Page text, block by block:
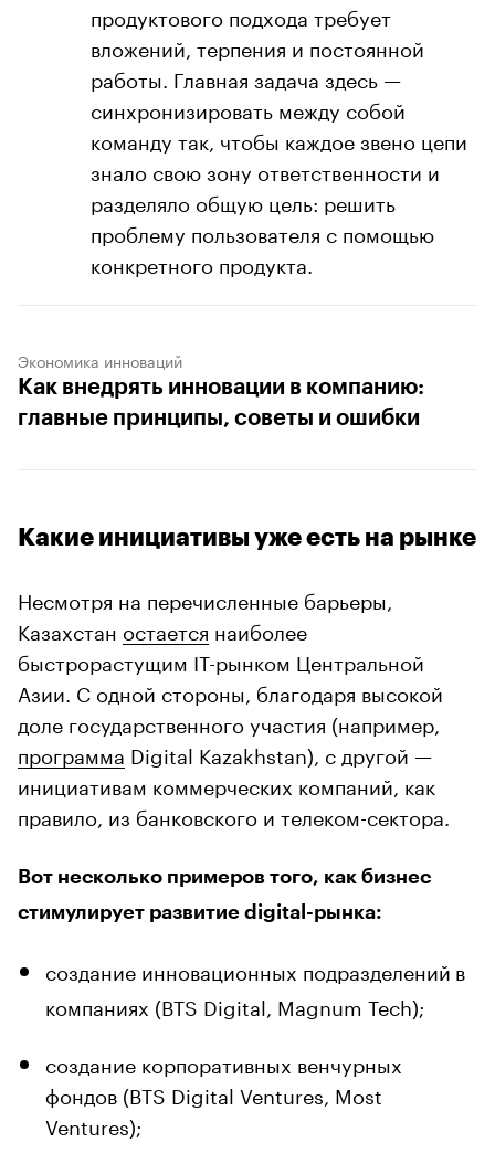
продуктового подхода требует
вложений, терпения и постоянной
работы. Главная задача здесь —
синхронизировать между собой
команду так, чтобы каждое звено цепи
знало свою зону ответственности и
разделяло общую цель: решить
проблему пользователя с помощью
конкретного продукта.
Экономика инноваций
Как внедрять инновации в компанию:
главные принципы, советы и ошибки
Какие инициативы уже есть на рынке
Несмотря на перечисленные барьеры,
Казахстан остается наиболее
быстрорастущим IT-рынком Центральной
Азии. С одной стороны, благодаря высокой
доле государственного участия (например,
программа Digital Kazakhstan), с другой —
инициативам коммерческих компаний, как
правило, из банковского и телеком-сектора.
Вот несколько примеров того, как бизнес
стимулирует развитие digital-рынка:
создание инновационных подразделений в
компаниях (BTS Digital, Magnum Tech);
создание корпоративных венчурных
фондов (BTS Digital Ventures, Most
Ventures);